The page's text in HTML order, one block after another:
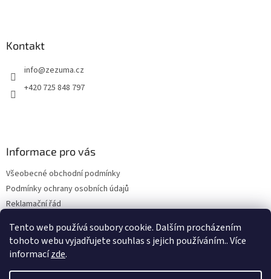
Tento web používá soubory cookie. Dalším procházením
tohoto webu vyjadřujete souhlas s jejich používáním.. Více
informacízde.
Kontakt
info@zezuma.cz
+420 725 848 797
Informace pro vás
Všeobecné obchodní podmínky
Podmínky ochrany osobních údajů
Reklamační řád
Napište nám